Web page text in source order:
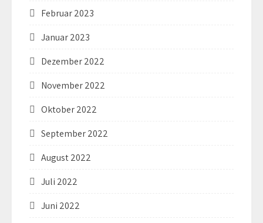
Februar 2023
Januar 2023
Dezember 2022
November 2022
Oktober 2022
September 2022
August 2022
Juli 2022
Juni 2022